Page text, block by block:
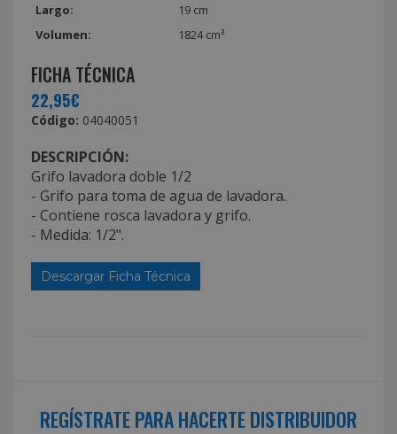
Largo:
19 cm
Volumen:
1824 cm³
FICHA TÉCNICA
22,95€
Código: 04040051
DESCRIPCIÓN:
Grifo lavadora doble 1/2
- Grifo para toma de agua de lavadora.
- Contiene rosca lavadora y grifo.
- Medida: 1/2".
Descargar Ficha Técnica
REGÍSTRATE PARA HACERTE DISTRIBUIDOR